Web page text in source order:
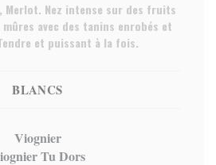
Merlot. Nez intense sur des fruits
avec des tanins enrobés et
et puissant à la fois.
BLANCS
Viognier
Tu Dors